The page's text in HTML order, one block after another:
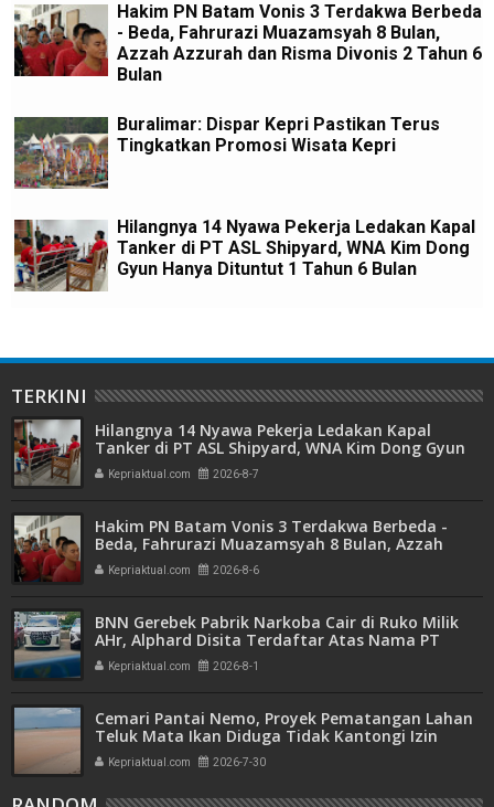
Hakim PN Batam Vonis 3 Terdakwa Berbeda
- Beda, Fahrurazi Muazamsyah 8 Bulan,
Azzah Azzurah dan Risma Divonis 2 Tahun 6
Bulan
Buralimar: Dispar Kepri Pastikan Terus
Tingkatkan Promosi Wisata Kepri
Hilangnya 14 Nyawa Pekerja Ledakan Kapal
Tanker di PT ASL Shipyard, WNA Kim Dong
Gyun Hanya Dituntut 1 Tahun 6 Bulan
TERKINI
Hilangnya 14 Nyawa Pekerja Ledakan Kapal
Tanker di PT ASL Shipyard, WNA Kim Dong Gyun
Hanya Dituntut 1 Tahun 6 Bulan
Kepriaktual.com 2026-8-7
Hakim PN Batam Vonis 3 Terdakwa Berbeda -
Beda, Fahrurazi Muazamsyah 8 Bulan, Azzah
Azzurah dan Risma Divonis 2 Tahun 6 Bulan
Kepriaktual.com 2026-8-6
BNN Gerebek Pabrik Narkoba Cair di Ruko Milik
AHr, Alphard Disita Terdaftar Atas Nama PT
Mitra Usaha Properti
Kepriaktual.com 2026-8-1
Cemari Pantai Nemo, Proyek Pematangan Lahan
Teluk Mata Ikan Diduga Tidak Kantongi Izin
Amdal
Kepriaktual.com 2026-7-30